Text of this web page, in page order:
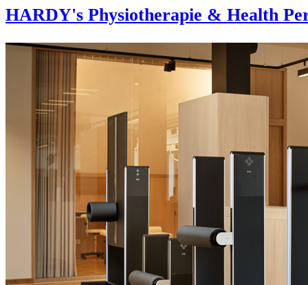
HARDY's Physiotherapie & Health